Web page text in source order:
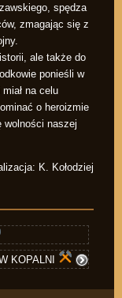
spędza
zmagając się z
ale także do
ponieśli w
na celu
o heroizmie
naszej
K. Kołodziej
KOPALNI